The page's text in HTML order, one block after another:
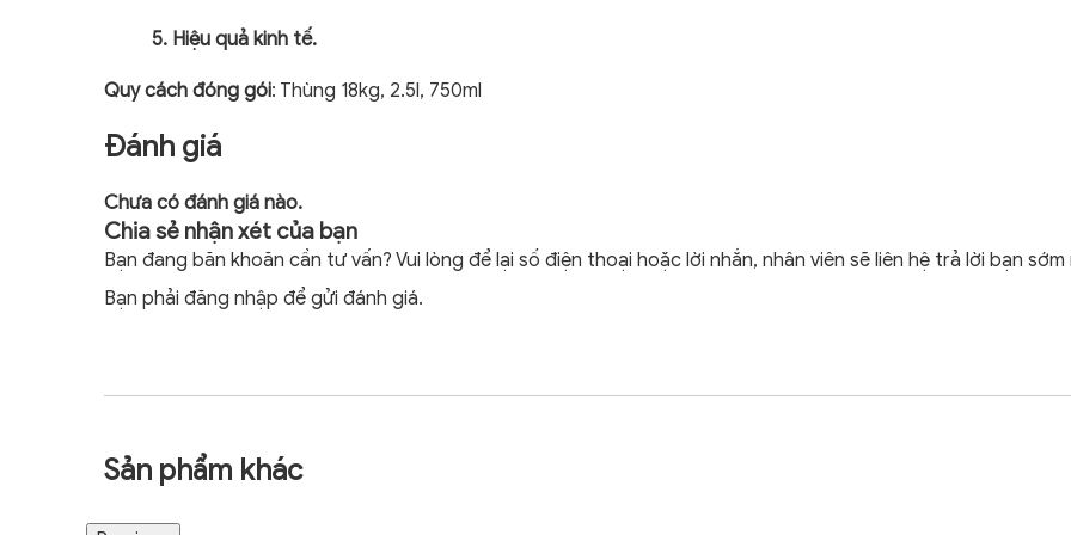
5. Hiệu quả kinh tế.
Quy cách đóng gói: Thùng 18kg, 2.5l, 750ml
Đánh giá
Chưa có đánh giá nào.
Chia sẻ nhận xét của bạn
Bạn đang băn khoăn cần tư vấn? Vui lòng để lại số điện thoại hoặc lời nhắn, nhân viên sẽ liên hệ trả lời bạn
Bạn phải đăng nhập để gửi đánh giá.
Sản phẩm khác